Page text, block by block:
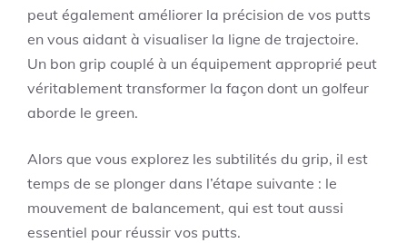
peut également améliorer la précision de vos putts
en vous aidant à visualiser la ligne de trajectoire.
Un bon grip couplé à un équipement approprié peut
véritablement transformer la façon dont un golfeur
aborde le green.
Alors que vous explorez les subtilités du grip, il est
temps de se plonger dans l’étape suivante : le
mouvement de balancement, qui est tout aussi
essentiel pour réussir vos putts.